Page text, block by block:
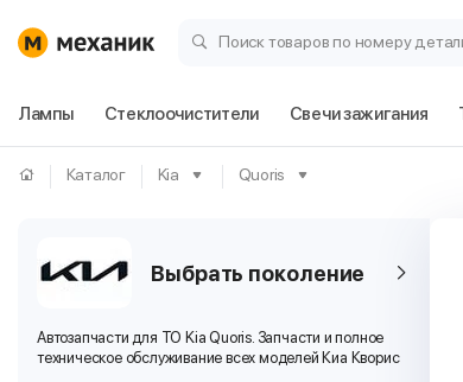
Поиск товаров по номеру
Лампы Стеклоочистители Свечи зажигания
Каталог Kia Quoris
Выбрать поколение
Автозапчасти для ТО Kia Quoris. Запчасти и полное
техническое обслуживание всех моделей Киа Кворис